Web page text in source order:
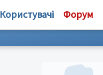
Користувачі Форум